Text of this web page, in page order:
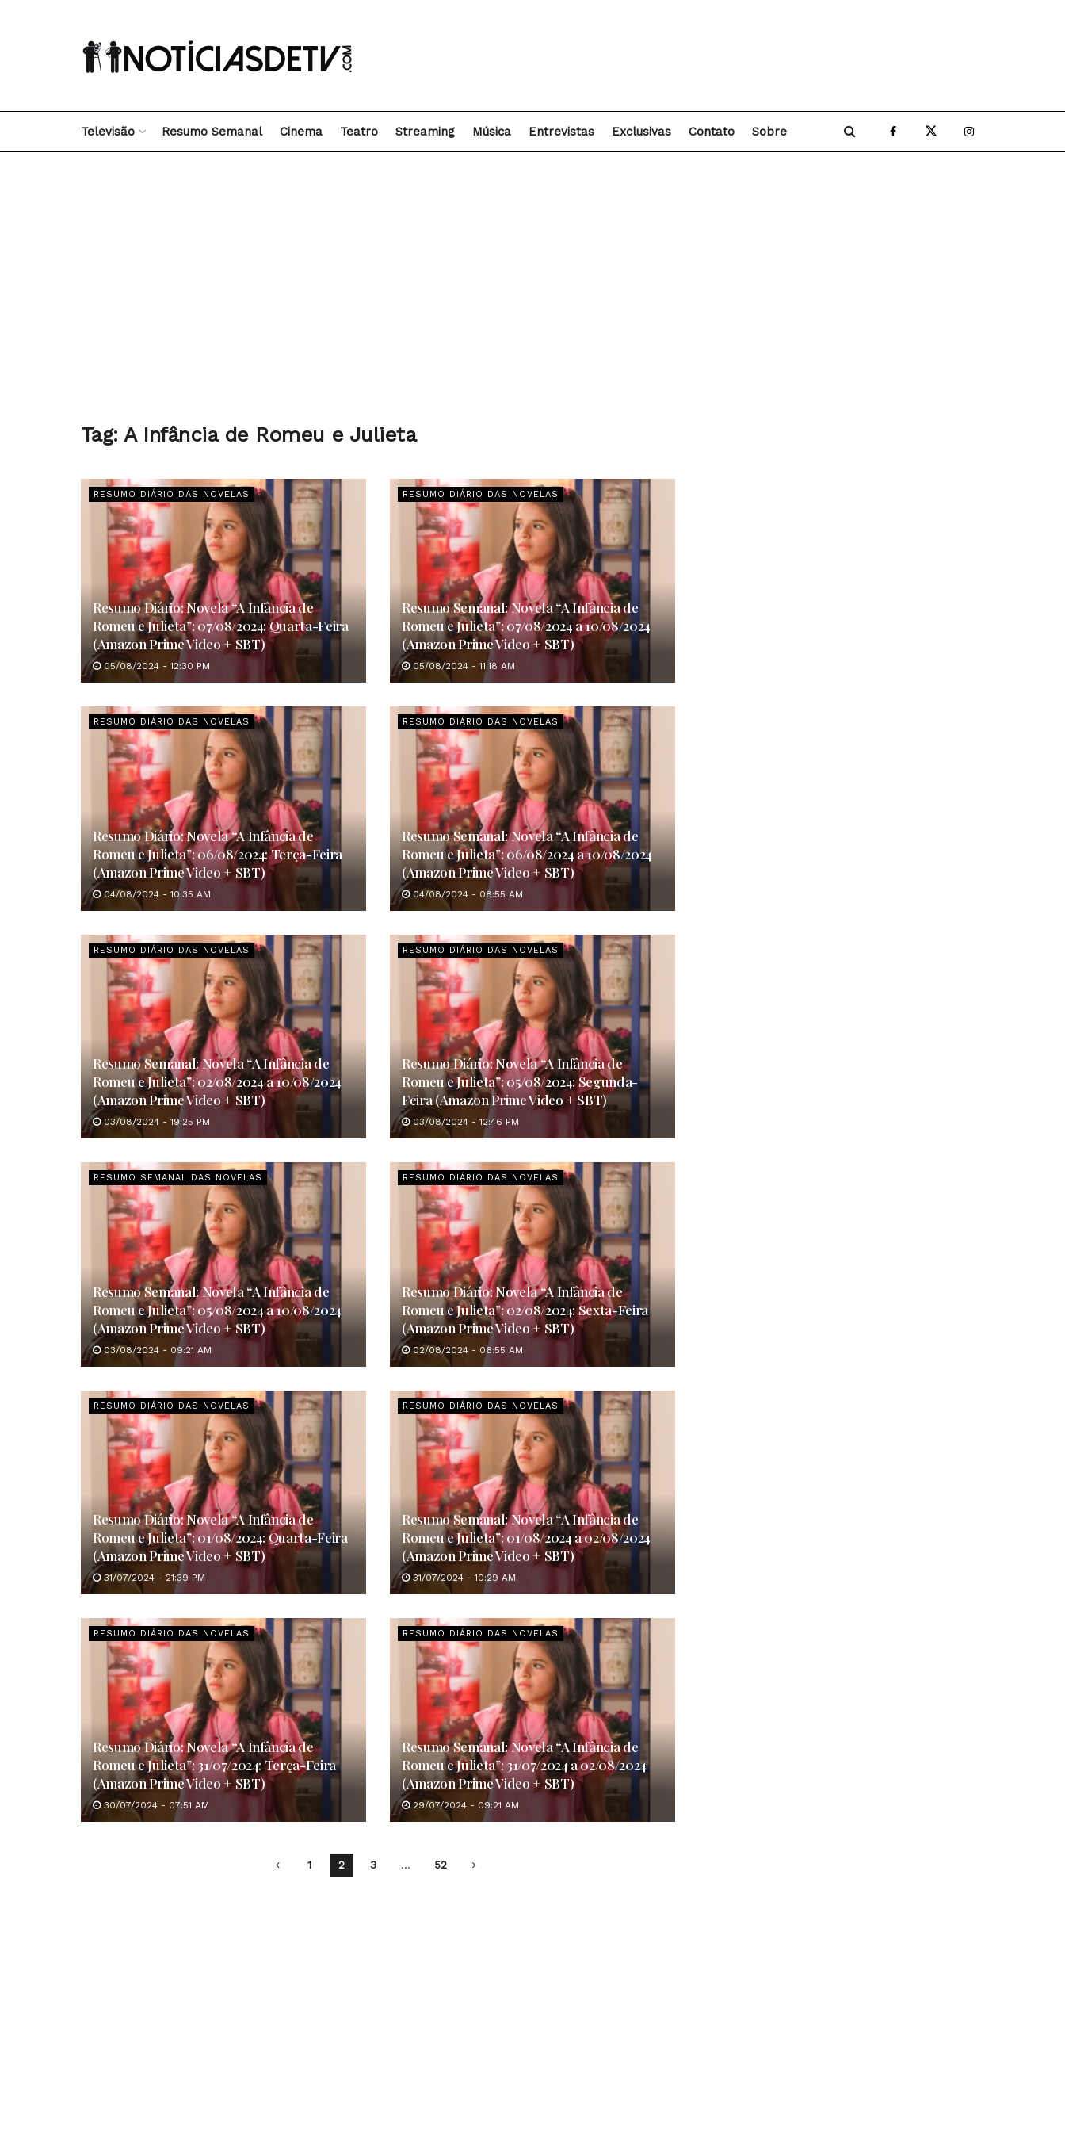
Televisão Resumo Semanal Cinema Teatro Streaming Música Entrevistas Exclusivas Contato Sobre
Tag:A Infância de Romeu e Julieta
RESUMO DIÁRIO DAS NOVELAS
Resumo Diário: Novela “A Infância de
Romeu e Julieta”: 07/08/2024: Quarta-Feira
(Amazon Prime Video + SBT)
05/08/2024 - 12:30 PM
RESUMO DIÁRIO DAS NOVELAS
Resumo Semanal: Novela “A Infância de
Romeu e Julieta”: 07/08/2024 a 10/08/2024
(Amazon Prime Video + SBT)
05/08/2024 - 11:18 AM
RESUMO DIÁRIO DAS NOVELAS
Resumo Diário: Novela “A Infância de
Romeu e Julieta”: 06/08/2024: Terça-Feira
(Amazon Prime Video + SBT)
04/08/2024 - 10:35 AM
RESUMO DIÁRIO DAS NOVELAS
Resumo Semanal: Novela “A Infância de
Romeu e Julieta”: 06/08/2024 a 10/08/2024
(Amazon Prime Video + SBT)
04/08/2024 - 08:55 AM
RESUMO DIÁRIO DAS NOVELAS
Resumo Semanal: Novela “A Infância de
Romeu e Julieta”: 02/08/2024 a 10/08/2024
(Amazon Prime Video + SBT)
03/08/2024 - 19:25 PM
RESUMO DIÁRIO DAS NOVELAS
Resumo Diário: Novela “A Infância de
Romeu e Julieta”: 05/08/2024: Segunda-
Feira (Amazon Prime Video + SBT)
03/08/2024 - 12:46 PM
RESUMO SEMANAL DAS NOVELAS
Resumo Semanal: Novela “A Infância de
Romeu e Julieta”: 05/08/2024 a 10/08/2024
(Amazon Prime Video + SBT)
03/08/2024 - 09:21 AM
RESUMO DIÁRIO DAS NOVELAS
Resumo Diário: Novela “A Infância de
Romeu e Julieta”: 02/08/2024: Sexta-Feira
(Amazon Prime Video + SBT)
02/08/2024 - 06:55 AM
RESUMO DIÁRIO DAS NOVELAS
Resumo Diário: Novela “A Infância de
Romeu e Julieta”: 01/08/2024: Quarta-Feira
(Amazon Prime Video + SBT)
31/07/2024 - 21:39 PM
RESUMO DIÁRIO DAS NOVELAS
Resumo Semanal: Novela “A Infância de
Romeu e Julieta”: 01/08/2024 a 02/08/2024
(Amazon Prime Video + SBT)
31/07/2024 - 10:29 AM
RESUMO DIÁRIO DAS NOVELAS
Resumo Diário: Novela “A Infância de
Romeu e Julieta”: 31/07/2024: Terça-Feira
(Amazon Prime Video + SBT)
30/07/2024 - 07:51 AM
RESUMO DIÁRIO DAS NOVELAS
Resumo Semanal: Novela “A Infância de
Romeu e Julieta”: 31/07/2024 a 02/08/2024
(Amazon Prime Video + SBT)
29/07/2024 - 09:21 AM
1 2 3 … 52